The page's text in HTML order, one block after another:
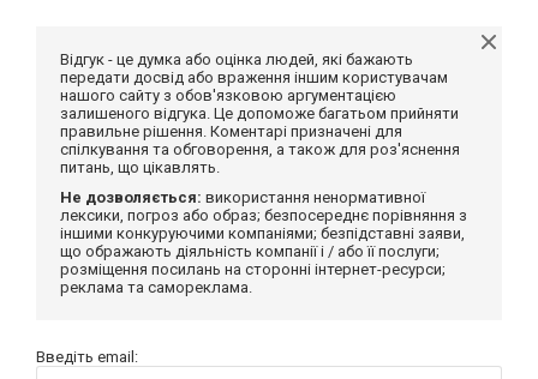
Відгук - це думка або оцінка людей, які бажають
передати досвід або враження іншим користувачам
нашого сайту з обов'язковою аргументацією
залишеного відгука. Це допоможе багатьом прийняти
правильне рішення. Коментарі призначені для
спілкування та обговорення, а також для роз'яснення
питань, що цікавлять.
Не дозволяється: використання ненормативної
лексики, погроз або образ; безпосереднє порівняння з
іншими конкуруючими компаніями; безпідставні заяви,
що ображають діяльність компанії і / або її послуги;
розміщення посилань на сторонні інтернет-ресурси;
реклама та самореклама.
Введіть email: